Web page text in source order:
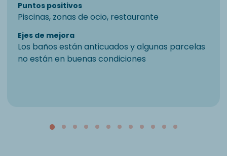
Puntos positivos
Piscinas, zonas de ocio, restaurante
Ejes de mejora
Los baños están anticuados y algunas parcelas
no están en buenas condiciones